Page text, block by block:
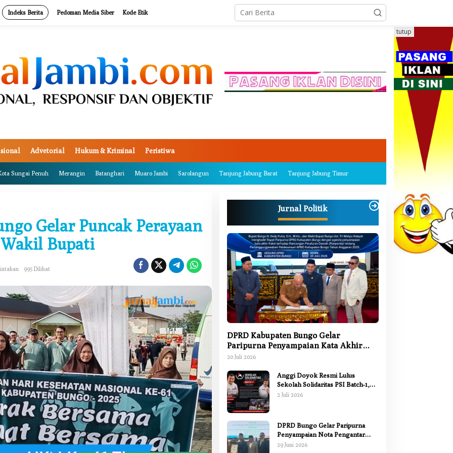
Indeks Berita Pedoman Media Siber Kode Etik
Advetorial Hukum & Kriminal Peristiwa
Sungai Penuh Merangin Batanghari Muaro Jambi Sarolangun Tanjung Jabung Barat Tanjung Jabung Timur
tutup
Gelar Puncak Perayaan
Bupati
995 Dilihat
Jurnal Politik
DPRD Kabupaten Bungo Gelar
Paripurna Penyampaian Kata Akhir
Fraksi terhadap Ranperda
20 Juli 2026
Anggi Doyok Resmi Lulus
Sekolah Solidaritas PSI Batch-1,
Siap Perkuat Kiprah Politik dari
2 Juli 2026
DPRD Bungo Gelar Paripurna
Penyampaian Nota Pengantar
Pertanggungjawaban Pelaksanaan
29 Juni 2026